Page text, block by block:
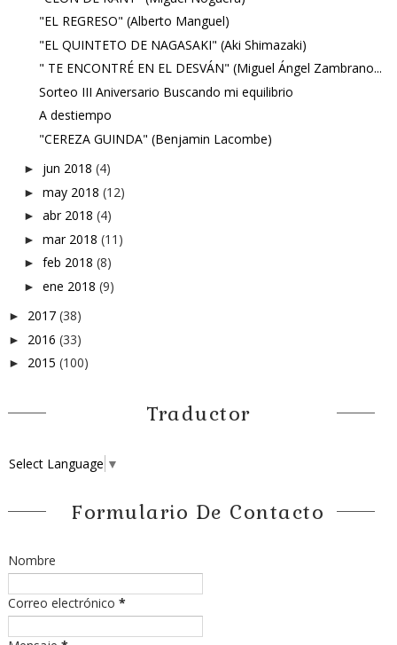
"EL REGRESO" (Alberto Manguel)
"EL QUINTETO DE NAGASAKI" (Aki Shimazaki)
" TE ENCONTRÉ EN EL DESVÁN" (Miguel Ángel Zambrano...
Sorteo III Aniversario Buscando mi equilibrio
A destiempo
"CEREZA GUINDA" (Benjamin Lacombe)
► jun 2018 (4)
► may 2018 (12)
► abr 2018 (4)
► mar 2018 (11)
► feb 2018 (8)
► ene 2018 (9)
► 2017 (38)
► 2016 (33)
► 2015 (100)
Traductor
Select Language ▼
Formulario De Contacto
Nombre
Correo electrónico *